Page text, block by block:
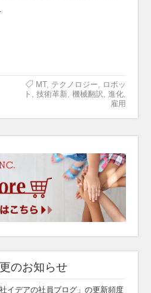
MT, テクノロジー
ロボッ
ト
技術革新 機械翻訳 進化,
雇用
のお知らせ
イデアの社員ブログ」の更新頻度